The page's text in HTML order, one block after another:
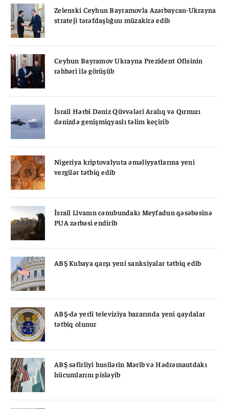
Zelenski Ceyhun Bayramovla Azərbaycan-Ukrayna
strateji tərəfdaşlığını müzakirə edib
Ceyhun Bayramov Ukrayna Prezident Ofisinin
rəhbəri ilə görüşüb
İsrail Hərbi Dəniz Qüvvələri Aralıq və Qırmızı
dənizdə genişmiqyaslı təlim keçirib
Nigeriya kriptovalyuta əməliyyatlarına yeni
vergilər tətbiq edib
İsrail Livanın cənubundakı Meyfadun qəsəbəsinə
PUA zərbəsi endirib
ABŞ Kubaya qarşı yeni sanksiyalar tətbiq edib
ABŞ-də yerli televiziya bazarında yeni qaydalar
tətbiq olunur
ABŞ səfirliyi husilərin Mərib və Hədrəmautdakı
hücumlarını pisləyib